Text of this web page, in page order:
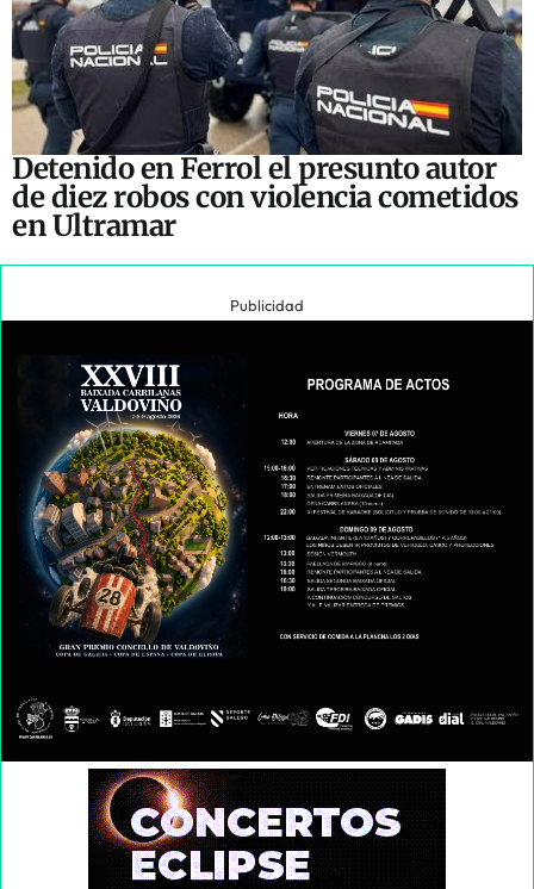
Detenido en Ferrol el presunto autor
de diez robos con violencia cometidos
en Ultramar
Publicidad